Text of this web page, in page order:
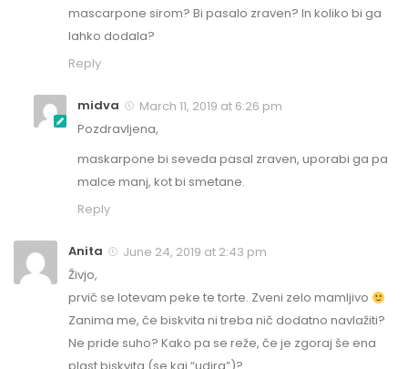
mascarpone sirom? Bi pasalo zraven? In koliko bi ga
lahko dodala?
Reply
midva
March 11, 2019 at 6:26 pm
Pozdravljena,
maskarpone bi seveda pasal zraven, uporabi ga pa
malce manj, kot bi smetane.
Reply
Anita
June 24, 2019 at 2:43 pm
Živjo,
prvič se lotevam peke te torte. Zveni zelo mamljivo
Zanima me, če biskvita ni treba nič dodatno navlažiti?
Ne pride suho? Kako pa se reže, če je zgoraj še ena